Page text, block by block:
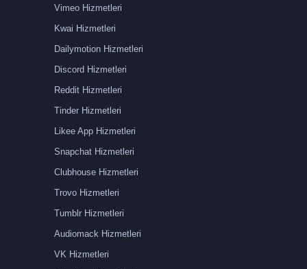
Vimeo Hizmetleri
Kwai Hizmetleri
Dailymotion Hizmetleri
Discord Hizmetleri
Reddit Hizmetleri
Tinder Hizmetleri
Likee App Hizmetleri
Snapchat Hizmetleri
Clubhouse Hizmetleri
Trovo Hizmetleri
Tumblr Hizmetleri
Audiomack Hizmetleri
VK Hizmetleri